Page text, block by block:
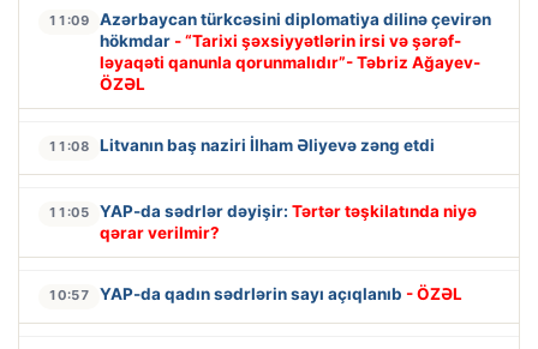
11:09
Azərbaycan türkcəsini diplomatiya dilinə çevirən
hökmdar - “Tarixi şəxsiyyətlərin irsi və şərəf-
ləyaqəti qanunla qorunmalıdır”- Təbriz Ağayev-
ÖZƏL
11:08 Litvanın baş naziri İlham Əliyevə zəng etdi
11:05 YAP-da sədrlər dəyişir: Tərtər təşkilatında niyə
qərar verilmir?
10:57 YAP-da qadın sədrlərin sayı açıqlanıb - ÖZƏL